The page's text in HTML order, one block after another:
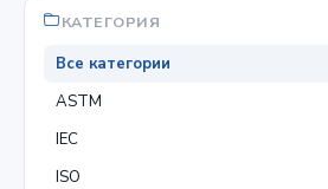
КАТЕГОРИЯ
Все категории
ASTM
IEC
ISO